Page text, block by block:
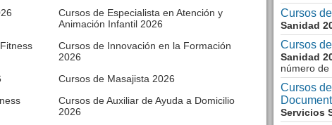
Cursos de Especialista en Atención y
Animación Infantil 2026
Cursos de Innovación en la Formación
2026
Cursos de Masajista 2026
Cursos de Auxiliar de Ayuda a Domicilio
2026
Cursos
Sanidad
Cursos
Sanidad
número
Cursos
Servicios